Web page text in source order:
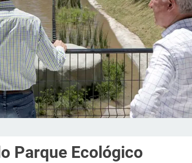
Parque Ecológico